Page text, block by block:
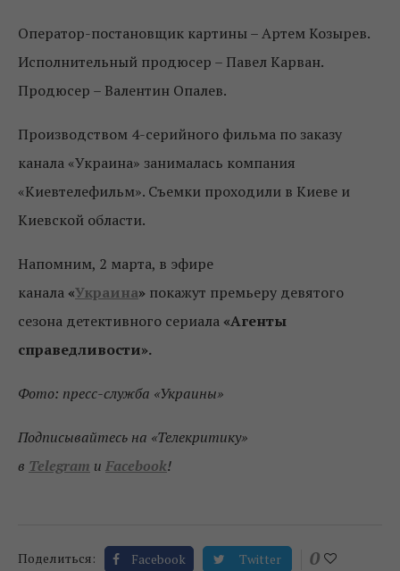
Оператор-постановщик картины – Артем Козырев.
Исполнительный продюсер – Павел Карван.
Продюсер – Валентин Опалев.
Производством 4-серийного фильма по заказу
канала «Украина» занималась компания
«Киевтелефильм». Съемки проходили в Киеве и
Киевской области.
Напомним, 2 марта, в эфире
канала «Украина» покажут премьеру девятого
сезона детективного сериала «Агенты
справедливости».
Фото: пресс-служба «Украины»
Подписывайтесь на «Телекритику»
в Telegram и Facebook!
Поделиться: Facebook Twitter 0